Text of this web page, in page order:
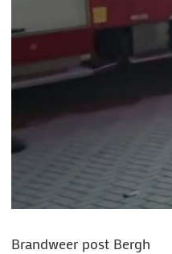
Brandweer post Bergh